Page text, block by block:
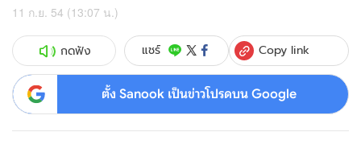
11 ก.ย. 54 (13:07 น.)
กดฟัง แชร์ Copy link
ตั้ง Sanook เป็นข่าวโปรดบน Google